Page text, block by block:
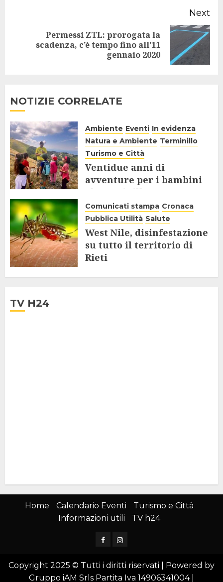
Next
Permessi ZTL: prorogata la
scadenza, c’è tempo fino all’11
gennaio 2020
NOTIZIE CORRELATE
Ambiente Eventi In evidenza
Natura e Ambiente Terminillo
Turismo e Città
Ventidue anni di
avventure per i bambini
al Terminillo
8 SETTEMBRE 2025
Comunicati stampa Cronaca
Pubblica Utilità Salute
West Nile, disinfestazione
su tutto il territorio di
Rieti
TV H24
Home Calendario Eventi
Turismo e Città
Informazioni utili
TV h24
FacebookInstagram
Copyright 2025 © Tutti i diritti riservati | Powered by
Gruppo iAM Srls Partita Iva 14906341004